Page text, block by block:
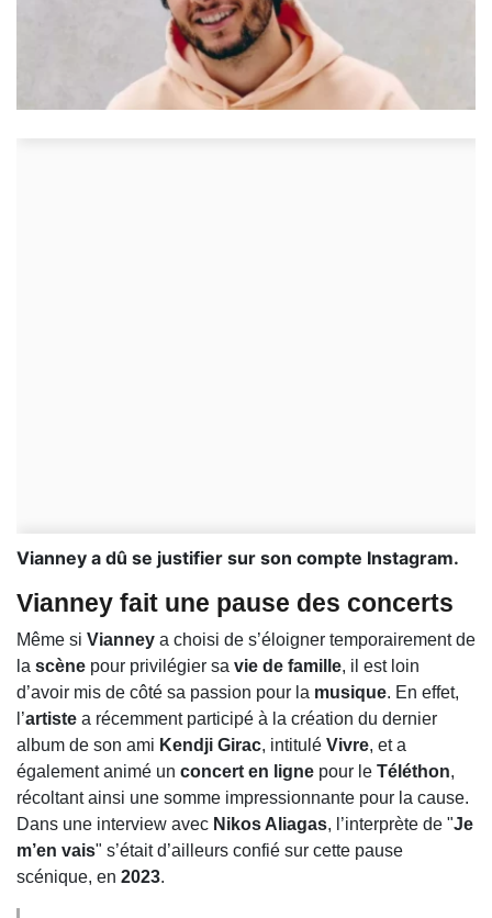
Vianney a dû se justifier sur son compte Instagram.
Vianney fait une pause des concerts
Même si Vianney a choisi de s’éloigner temporairement de
la scène pour privilégier sa vie de famille, il est loin
d’avoir mis de côté sa passion pour la musique. En effet,
l’artiste a récemment participé à la création du dernier
album de son ami Kendji Girac, intitulé Vivre, et a
également animé un concert en ligne pour le Téléthon,
récoltant ainsi une somme impressionnante pour la cause.
Dans une interview avec Nikos Aliagas, l’interprète de "Je
m’en vais" s’était d’ailleurs confié sur cette pause
scénique, en 2023.